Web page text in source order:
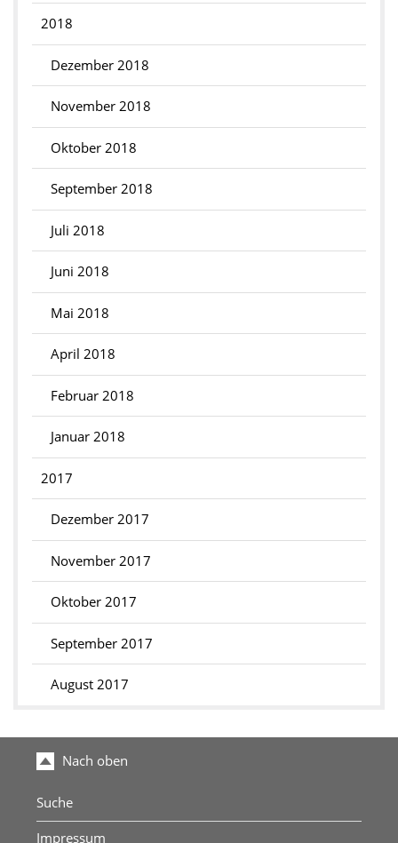
2018
Dezember 2018
November 2018
Oktober 2018
September 2018
Juli 2018
Juni 2018
Mai 2018
April 2018
Februar 2018
Januar 2018
2017
Dezember 2017
November 2017
Oktober 2017
September 2017
August 2017
Nach oben
Suche
Impressum